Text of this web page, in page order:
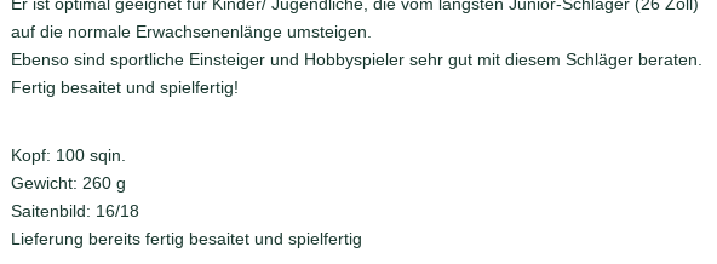
auf die normale Erwachsenenlänge umsteigen.
Ebenso sind sportliche Einsteiger und Hobbyspieler sehr gut mit diesem Schläger beraten.
Fertig besaitet und spielfertig!
Kopf: 100 sqin.
Gewicht: 260 g
Saitenbild: 16/18
Lieferung bereits fertig besaitet und spielfertig